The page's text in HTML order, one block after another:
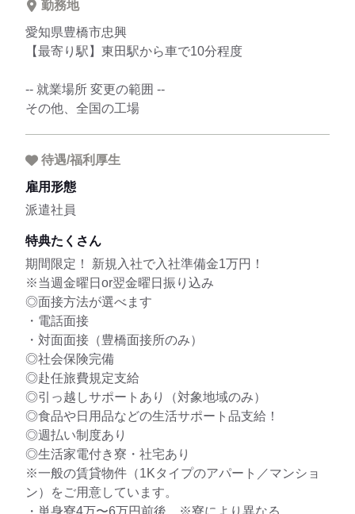
勤務地
愛知県豊橋市忠興
【最寄り駅】東田駅から車で10分程度
-- 就業場所 変更の範囲 --
その他、全国の工場
待遇/福利厚生
雇用形態
派遣社員
特典たくさん
期間限定！ 新規入社で入社準備金1万円！
※当週金曜日or翌金曜日振り込み
◎面接方法が選べます
・電話面接
・対面面接（豊橋面接所のみ）
◎社会保険完備
◎赴任旅費規定支給
◎引っ越しサポートあり（対象地域のみ）
◎食品や日用品などの生活サポート品支給！
◎週払い制度あり
◎生活家電付き寮・社宅あり
※一般の賃貸物件（1Kタイプのアパート／マンショ
ン）をご用意しています。
・単身寮4万〜6万円前後 ※寮により異なる